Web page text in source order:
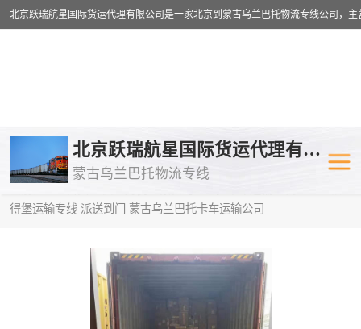
北京跃瑞航星国际货运代理有限公司
蒙古乌兰巴托物流专线
得堡运输专线 派送到门 蒙古乌兰巴托卡车运输公司
乌兰巴托物流专线 乌兰巴托铁
乌兰巴托公路运输
中欧班列
蒙古乌兰巴托双清包税
蒙古乌兰巴托空运专线